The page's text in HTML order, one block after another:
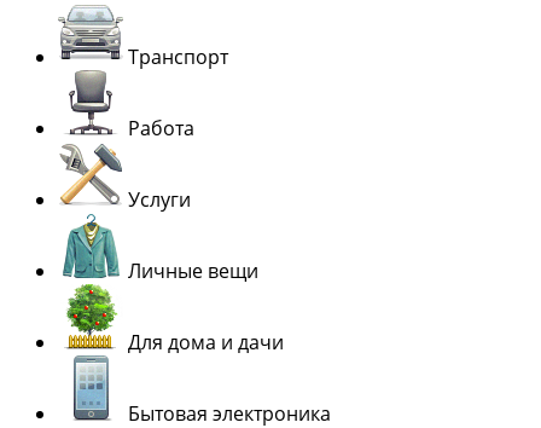
Транспорт
Работа
Услуги
Личные вещи
Для дома и дачи
Бытовая электроника